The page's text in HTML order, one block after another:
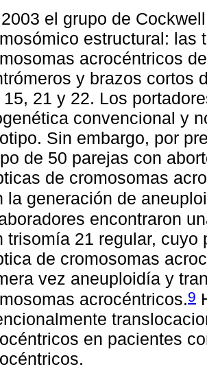
el grupo de
estructural: las
acrocéntricos
y brazos cortos
15, 21 y 22. Los
convencional y
Sin embargo, por
de 50 parejas con
de cromosomas
la generación de
encontraron
trisomía 21 regular, cuyo
de cromosomas
vez aneuploidía y
acrocéntricos.9
en pacientes